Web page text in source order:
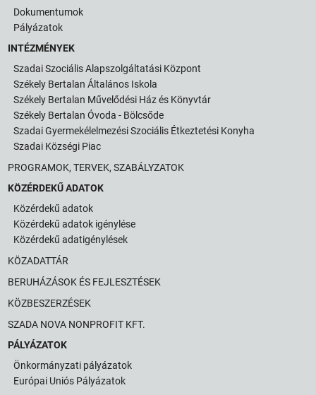
Dokumentumok
Pályázatok
INTÉZMÉNYEK
Szadai Szociális Alapszolgáltatási Központ
Székely Bertalan Általános Iskola
Székely Bertalan Művelődési Ház és Könyvtár
Székely Bertalan Óvoda - Bölcsőde
Szadai Gyermekélelmezési Szociális Étkeztetési Konyha
Szadai Községi Piac
PROGRAMOK, TERVEK, SZABÁLYZATOK
KÖZÉRDEKŰ ADATOK
Közérdekű adatok
Közérdekű adatok igénylése
Közérdekű adatigénylések
KÖZADATTÁR
BERUHÁZÁSOK ÉS FEJLESZTÉSEK
KÖZBESZERZÉSEK
SZADA NOVA NONPROFIT KFT.
PÁLYÁZATOK
Önkormányzati pályázatok
Európai Uniós Pályázatok